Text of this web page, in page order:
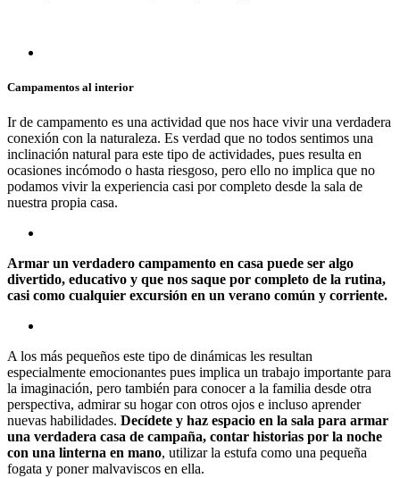
Campamentos al interior
Ir de campamento es una actividad que nos hace vivir una verdadera
conexión con la naturaleza. Es verdad que no todos sentimos una
inclinación natural para este tipo de actividades, pues resulta en
ocasiones incómodo o hasta riesgoso, pero ello no implica que no
podamos vivir la experiencia casi por completo desde la sala de
nuestra propia casa.
Armar un verdadero campamento en casa puede ser algo
divertido, educativo y que nos saque por completo de la rutina,
casi como cualquier excursión en un verano común y corriente.
A los más pequeños este tipo de dinámicas les resultan
especialmente emocionantes pues implica un trabajo importante para
la imaginación, pero también para conocer a la familia desde otra
perspectiva, admirar su hogar con otros ojos e incluso aprender
nuevas habilidades. Decídete y haz espacio en la sala para armar
una verdadera casa de campaña, contar historias por la noche
con una linterna en mano, utilizar la estufa como una pequeña
fogata y poner malvaviscos en ella.